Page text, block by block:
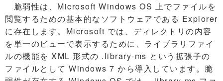
脆弱性は、Microsoft Windows OS 上でファイルを
閲覧するための基本的なソフトウェアである Explorer
に存在します。Microsoft では、ディレクトリの内容
を単一のビューで表示するために、ライブラリファイ
ルの機能を XML 形式の .library-ms という拡張子の
ファイルとして Windows 7 から導入しています。脆